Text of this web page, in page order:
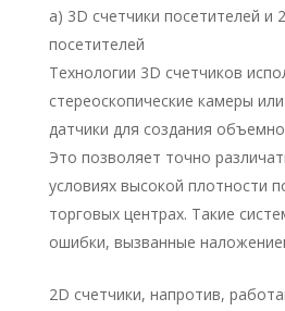
а) 3D счетчики посетителей и
посетителей
Технологии 3D счетчиков
стереоскопические камеры
датчики для создания
Это позволяет точно
условиях высокой плотности
торговых центрах. Такие
ошибки, вызванные
2D счетчики, напротив,